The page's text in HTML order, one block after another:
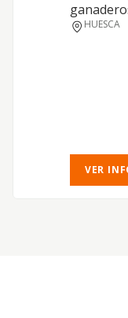
HUESCA
VER